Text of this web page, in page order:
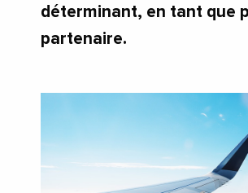
déterminant, en tant que
partenaire.